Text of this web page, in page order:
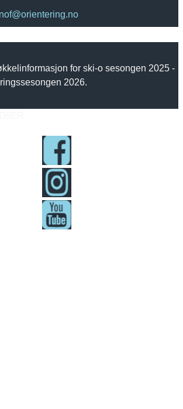
nof@orientering.no
for ski-o sesongen 2025 -
2026.